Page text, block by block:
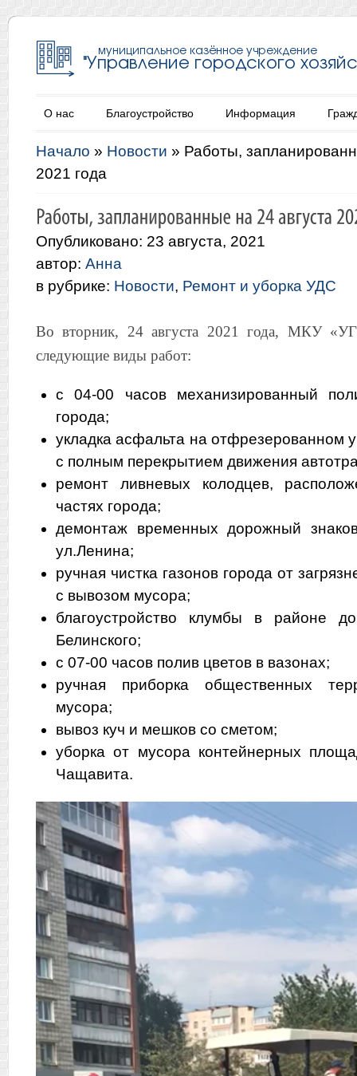
О нас Благоустройство Информация
Начало » Новости » Работы,
2021 года
Опубликовано: 23 августа, 2021
автор: Анна
в рубрике: Новости, Ремонт и уборка УДС
Во вторник, 24 августа 2021 года, МКУ
следующие виды работ:
с 04-00 часов механизированный
города;
укладка асфальта на отфрезерованном
с полным перекрытием движения
ремонт ливневых колодцев,
частях города;
демонтаж временных дорожный
ул.Ленина;
ручная чистка газонов города от
с вывозом мусора;
благоустройство клумбы в
Белинского;
с 07-00 часов полив цветов в вазонах;
ручная приборка общественных
мусора;
вывоз куч и мешков со сметом;
уборка от мусора контейнерных
Чащавита.